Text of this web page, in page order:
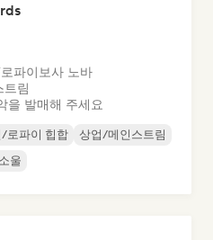
파이 보사 노바
트림
을 발매해 주세요
/로파이 힙합
상업/메인스트림
울